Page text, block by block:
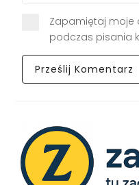
Zapamiętaj moje
podczas pisania